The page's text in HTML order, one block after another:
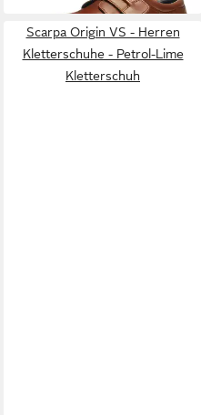
Scarpa Origin VS - Herren
Kletterschuhe - Petrol-Lime
Kletterschuh